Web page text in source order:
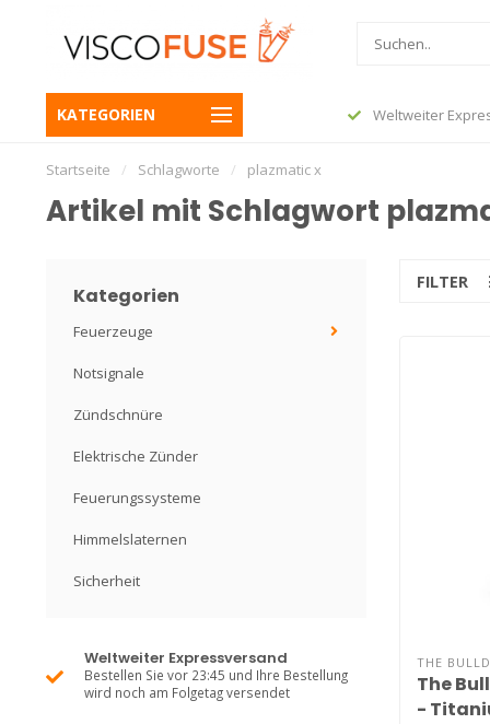
KATEGORIEN
23:45 und Ihre Bestellung wird noch
Folgetag versendet
Weltweiter
Startseite / Schlagworte / plazmatic x
Artikel mit Schlagwort
Kategorien
Feuerzeuge
Notsignale
Zündschnüre
Elektrische Zünder
Feuerungssysteme
Himmelslaternen
Sicherheit
Weltweiter Expressversand
Bestellen Sie vor 23:45 und Ihre Bestellung
wird noch am Folgetag versendet
FILTER
THE
The
-